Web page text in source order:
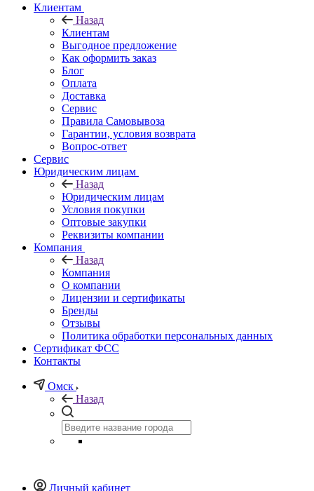
Клиентам
Назад
Клиентам
Выгодное предложение
Как оформить заказ
Блог
Оплата
Доставка
Сервис
Правила Самовывоза
Гарантии, условия возврата
Вопрос-ответ
Сервис
Юридическим лицам
Назад
Юридическим лицам
Условия покупки
Оптовые закупки
Реквизиты компании
Компания
Назад
Компания
О компании
Лицензии и сертификаты
Бренды
Отзывы
Политика обработки персональных данных
Сертификат ФСС
Контакты
Омск
Назад
Личный кабинет